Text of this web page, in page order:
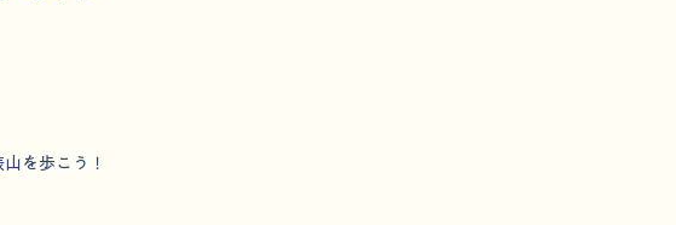
を歩こう！